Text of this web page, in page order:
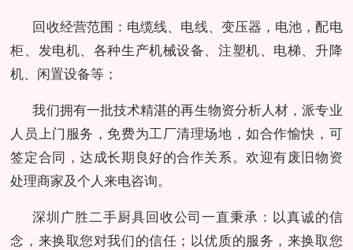
回收经营范围：电缆线、电线、变压器，电池，配电
柜、发电机、各种生产机械设备、注塑机、电梯、升降
机、闲置设备等；
我们拥有一批技术精湛的再生物资分析人材，派专业
人员上门服务，免费为工厂清理场地，如合作愉快，可
签定合同，达成长期良好的合作关系。欢迎有废旧物资
处理商家及个人来电咨询。
深圳广胜二手厨具回收公司一直秉承：以真诚的信
念，来换取您对我们的信任；以优质的服务，来换取您